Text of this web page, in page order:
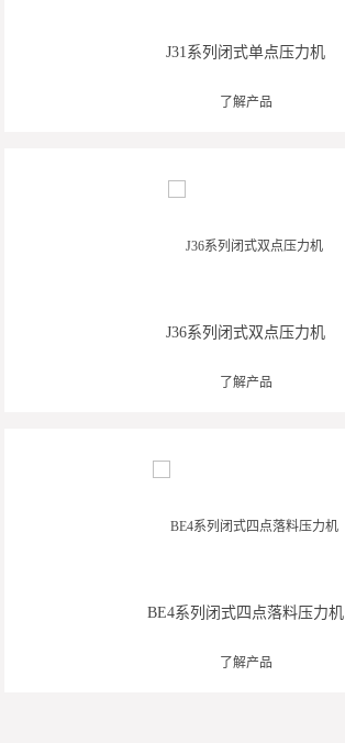
J31系列闭式单点压力机
了解产品
J36系列闭式双点压力机
了解产品
BE4系列闭式四点落料压力机
了解产品